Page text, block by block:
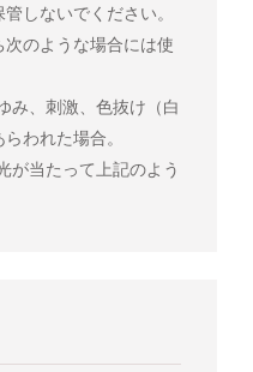
しないでください。
次のような場合には使
、刺激、色抜け（白
われた場合。
当たって上記のよう